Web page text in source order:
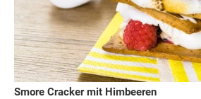
Smore Cracker mit Himbeeren